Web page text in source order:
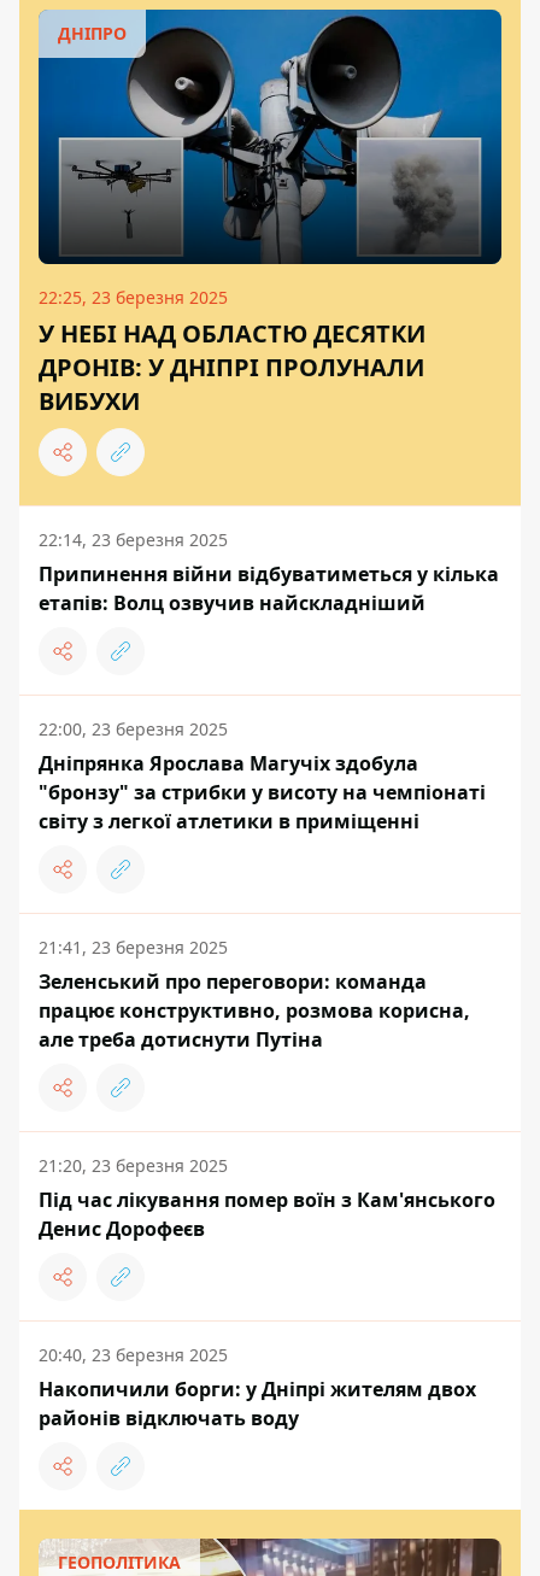
ДНІПРО
22:25, 23 березня 2025
У НЕБІ НАД ОБЛАСТЮ ДЕСЯТКИ
ДРОНІВ: У ДНІПРІ ПРОЛУНАЛИ
ВИБУХИ
22:14, 23 березня 2025
Припинення війни відбуватиметься у кілька
етапів: Волц озвучив найскладніший
22:00, 23 березня 2025
Дніпрянка Ярослава Магучіх здобула
"бронзу" за стрибки у висоту на чемпіонаті
світу з легкої атлетики в приміщенні
21:41, 23 березня 2025
Зеленський про переговори: команда
працює конструктивно, розмова корисна,
але треба дотиснути Путіна
21:20, 23 березня 2025
Під час лікування помер воїн з Кам'янського
Денис Дорофеєв
20:40, 23 березня 2025
Накопичили борги: у Дніпрі жителям двох
районів відключать воду
ГЕОПОЛІТИКА